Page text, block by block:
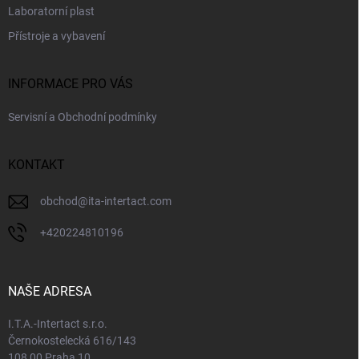
Laboratorní plast
Přístroje a vybavení
INFORMACE PRO VÁS
Servisní a Obchodní podmínky
KONTAKT
obchod@ita-intertact.com
+420224810196
NAŠE ADRESA
I.T.A.-Intertact s.r.o.
Černokostelecká 616/143